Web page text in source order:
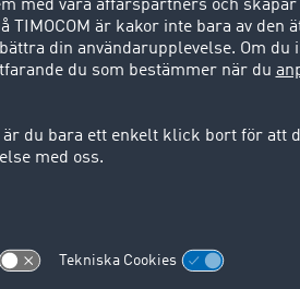
ledande
i TIMOCOM:s fraktbörs så
med dina frågor.
Vi hjälper gärna till: